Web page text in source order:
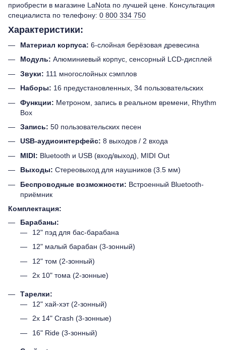
приобрести в магазине LaNota по лучшей цене. Консультация
специалиста по телефону: 0 800 334 750
Характеристики:
Материал корпуса: 6-слойная берёзовая древесина
Модуль: Алюминиевый корпус, сенсорный LCD-дисплей
Звуки: 111 многослойных сэмплов
Наборы: 16 предустановленных, 34 пользовательских
Функции: Метроном, запись в реальном времени, Rhythm
Box
Запись: 50 пользовательских песен
USB-аудиоинтерфейс: 8 выходов / 2 входа
MIDI: Bluetooth и USB (вход/выход), MIDI Out
Выходы: Стереовыход для наушников (3.5 мм)
Беспроводные возможности: Встроенный Bluetooth-
приёмник
Комплектация:
Барабаны:
12" пэд для бас-барабана
12" малый барабан (3-зонный)
12" том (2-зонный)
2x 10" тома (2-зонные)
Тарелки:
12" хай-хэт (2-зонный)
2x 14" Crash (3-зонные)
16" Ride (3-зонный)